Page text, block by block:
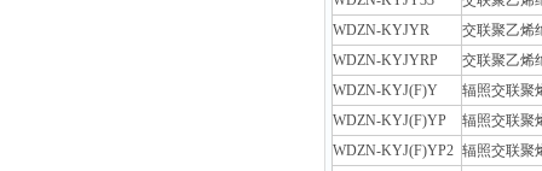
WDZN-KYJYR
交联聚乙烯
WDZN-KYJYRP
交联聚乙烯
WDZN-KYJ(F)Y
辐照交联聚
WDZN-KYJ(F)YP
辐照交联聚
WDZN-KYJ(F)YP2 辐照交联聚